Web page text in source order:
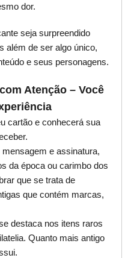
dor.
seja surpreendido
além de ser algo único,
e seus personagens.
Atenção – Você
cartão e conhecerá sua
e assinatura,
da época ou carimbo dos
que se trata de
que contém marcas,
destaca nos itens raros
Quanto mais antigo